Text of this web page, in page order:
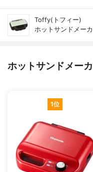
Toffy(トフィー)
ホットサンドメー
ホットサンドメー
1位